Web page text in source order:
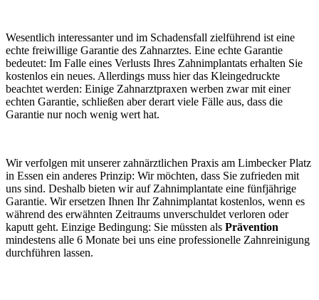
Wesentlich interessanter und im Schadensfall zielführend ist eine
echte freiwillige Garantie des Zahnarztes. Eine echte Garantie
bedeutet: Im Falle eines Verlusts Ihres Zahnimplantats erhalten Sie
kostenlos ein neues. Allerdings muss hier das Kleingedruckte
beachtet werden: Einige Zahnarztpraxen werben zwar mit einer
echten Garantie, schließen aber derart viele Fälle aus, dass die
Garantie nur noch wenig wert hat.
Wir verfolgen mit unserer zahnärztlichen Praxis am Limbecker Platz
in Essen ein anderes Prinzip: Wir möchten, dass Sie zufrieden mit
uns sind. Deshalb bieten wir auf Zahnimplantate eine fünfjährige
Garantie. Wir ersetzen Ihnen Ihr Zahnimplantat kostenlos, wenn es
während des erwähnten Zeitraums unverschuldet verloren oder
kaputt geht. Einzige Bedingung: Sie müssten als Prävention
mindestens alle 6 Monate bei uns eine professionelle Zahnreinigung
durchführen lassen.